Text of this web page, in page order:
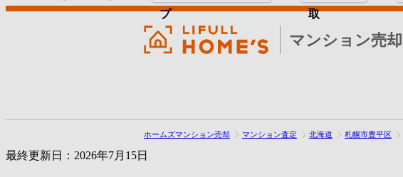
マンション売却
プ 取
ホームズマンション売却 マンション査定 北海道 札幌市豊平区
最終更新日：2026年7月15日